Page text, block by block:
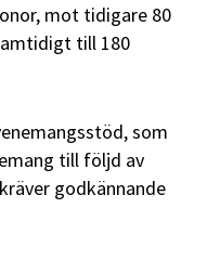
mot tidigare 80
till 180
som
till följd av
godkännande